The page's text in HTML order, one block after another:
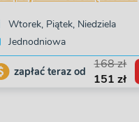
Wtorek, Piątek, Niedziela
Jednodniowa
zapłać teraz od
168 zł
151 zł